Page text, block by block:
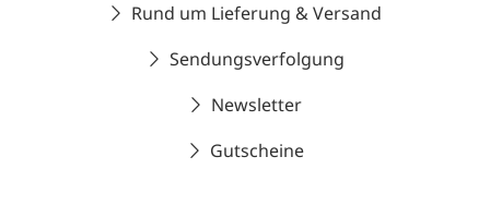
Rund um Lieferung & Versand
Sendungsverfolgung
Newsletter
Gutscheine